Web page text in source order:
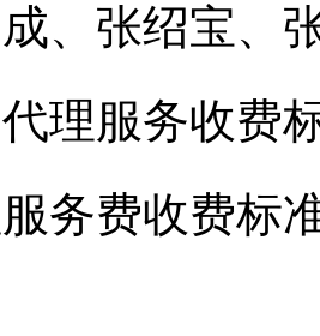
、张绍宝、
理服务收费
务费收费标